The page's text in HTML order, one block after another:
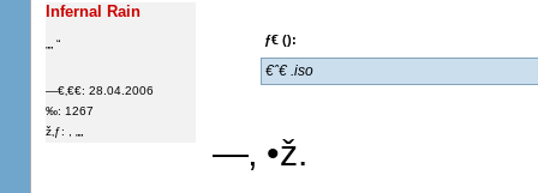
Infernal Rain
„„ “
—€‚€€: 28.04.2006
‰: 1267
ž‚ƒ: , „„
ƒ€ ():
€ˆ€ .iso
—‚ •ž.